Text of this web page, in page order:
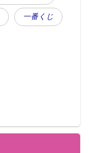
一番くじ